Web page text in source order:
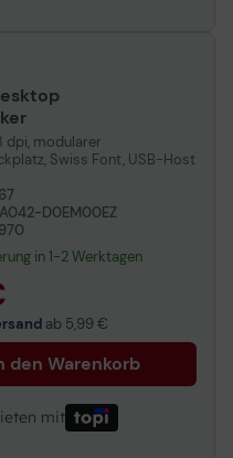
dpi, modularer
Swiss Font, USB-Host
D0EM00EZ
in 1-2 Werktagen
ab 5,99 €
den Warenkorb
mit